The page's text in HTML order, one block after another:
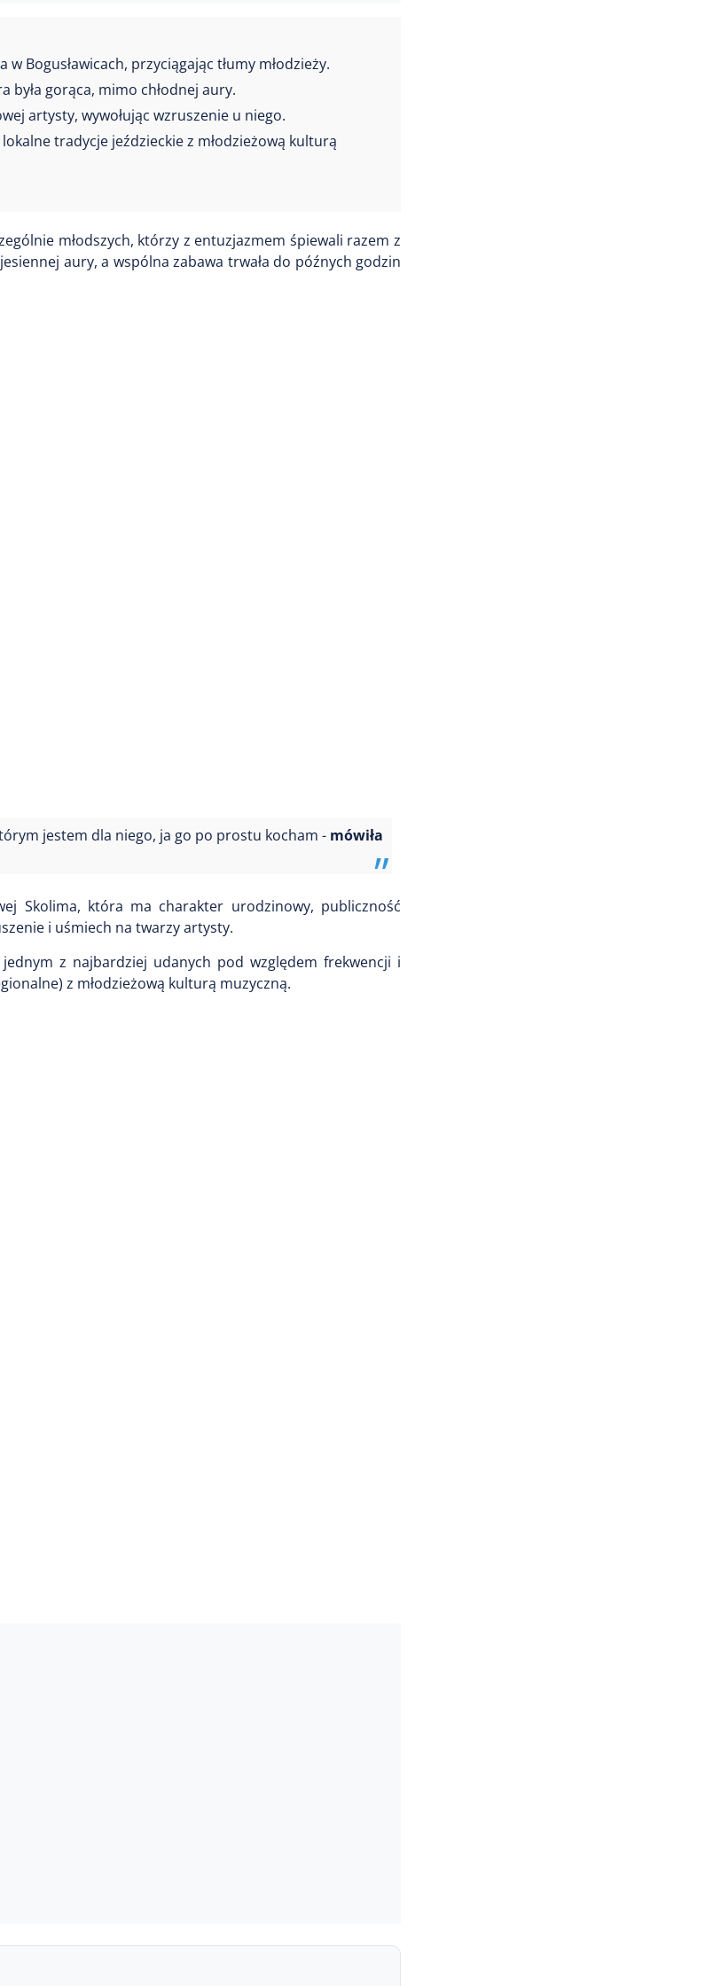
Bogusławicach, przyciągając tłumy młodzieży.
była gorąca, mimo chłodnej aury.
artysty, wywołując wzruszenie u niego.
tradycje jeździeckie z młodzieżową kulturą
młodszych, którzy z entuzjazmem śpiewali razem z
aury, a wspólna zabawa trwała do późnych godzin
jestem dla niego, ja go po prostu kocham - mówiła
Skolima, która ma charakter urodzinowy, publiczność
i uśmiech na twarzy artysty.
jednym z najbardziej udanych pod względem frekwencji i
z młodzieżową kulturą muzyczną.